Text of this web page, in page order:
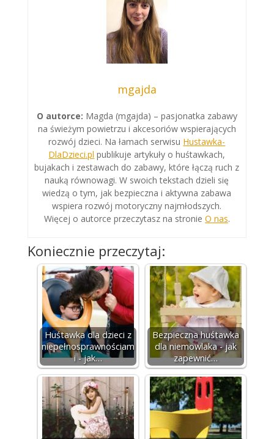
mgajda
O autorce: Magda (mgajda) – pasjonatka zabawy
na świeżym powietrzu i akcesoriów wspierających
rozwój dzieci. Na łamach serwisu Hustawka-
DlaDzieci.pl publikuje artykuły o huśtawkach,
bujakach i zestawach do zabawy, które łączą ruch z
nauką równowagi. W swoich tekstach dzieli się
wiedzą o tym, jak bezpieczna i aktywna zabawa
wspiera rozwój motoryczny najmłodszych.
Więcej o autorce przeczytasz na stronie O nas.
Koniecznie przeczytaj:
Huśtawka dla dzieci z
niepełnosprawnościam
i - jak…
Bezpieczna huśtawka
dla niemowlaka - jak
zapewnić…